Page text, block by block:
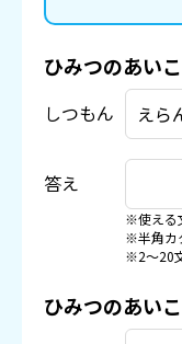
ひみつのあい
しつもん
答え
※使える
※半角カ
※2〜20
ひみつのあい